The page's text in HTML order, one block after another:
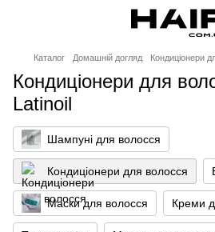
Каталог Домашній догляд Кондиціонери
Кондиціонери для
Latinoil
Шампуні для волосся
Кондиціонери для волосся
Маски для волосся Креми